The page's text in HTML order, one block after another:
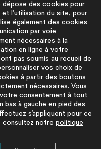
en cliquant sur le lien de
Vous pouvez
à contact@lafab-
de vos données,
D'INFORMATIONS
Mentions légales
Politique de
protection des
Politique cookies
dépose des cookies pour
l’utilisation du site, pour
également des cookies
par voie
nécessaires à la
en ligne à votre
pas soumis au recueil de
vos choix de
à partir des boutons
nécessaires. Vous
consentement à tout
bas à gauche en pied des
s’appliquent pour ce
consultez notre politique